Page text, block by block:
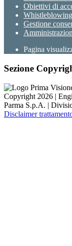
Obiettivi di
Whistleblowing
Gestione
Pagina
Sezione
Copyright 2026 |
Parma S.p.A. |
Disclaimer